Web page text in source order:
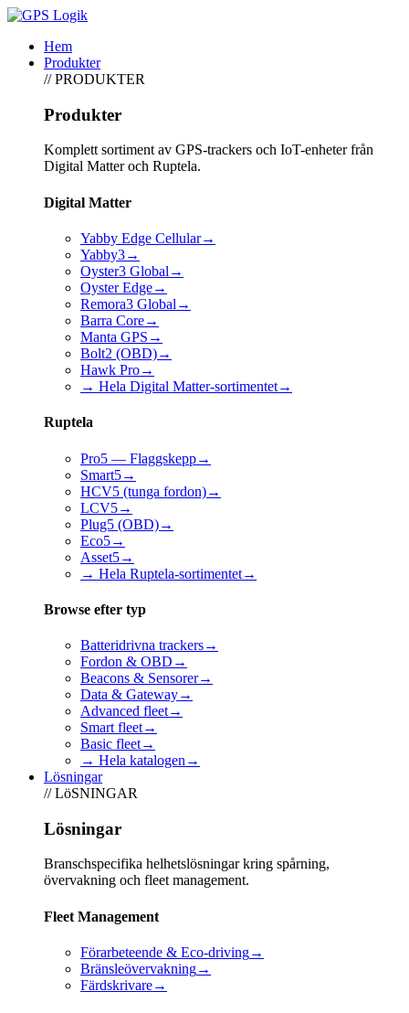
Hem
Produkter
// PRODUKTER
Produkter
Komplett sortiment av GPS-trackers och IoT-enheter från
Digital Matter och Ruptela.
Digital Matter
Yabby Edge Cellular→
Yabby3→
Oyster3 Global →
Oyster Edge→
Remora3 Global →
Barra Core→
Manta GPS →
Bolt2 (OBD)→
Hawk Pro→
→ Hela Digital Matter-sortimentet→
Ruptela
Pro5 — Flaggskepp→
Smart5→
HCV5 (tunga fordon)→
LCV5→
Plug5 (OBD)→
Eco5→
Asset5→
→ Hela Ruptela-sortimentet→
Browse efter typ
Batteridrivna trackers→
Fordon & OBD →
Beacons & Sensorer→
Data & Gateway→
Advanced fleet→
Smart fleet→
Basic fleet→
→ Hela katalogen →
Lösningar
// LöSNINGAR
Lösningar
Branschspecifika helhetslösningar kring spårning,
övervakning och fleet management.
Fleet Management
Förarbeteende & Eco-driving→
Bränsleövervakning→
Färdskrivare→